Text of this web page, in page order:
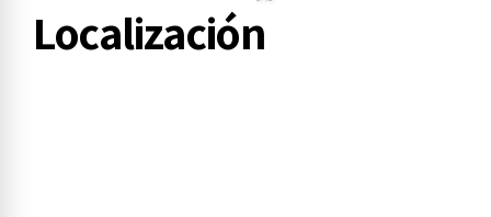
Localización